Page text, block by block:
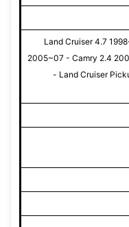
Land Cruiser 4.7
2005~07 - Camry 2.4
- Land Cruiser